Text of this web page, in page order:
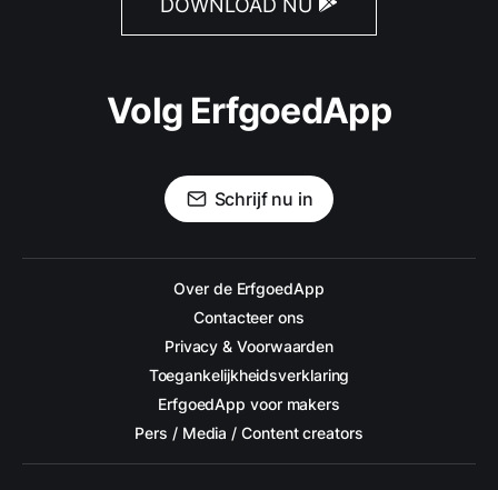
DOWNLOAD NU
Volg ErfgoedApp
Schrijf nu in
Over de ErfgoedApp
Contacteer ons
Privacy & Voorwaarden
Toegankelijkheidsverklaring
ErfgoedApp voor makers
Pers / Media / Content creators